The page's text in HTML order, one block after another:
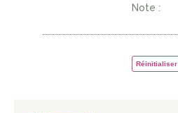
Note :
Réinitialiser